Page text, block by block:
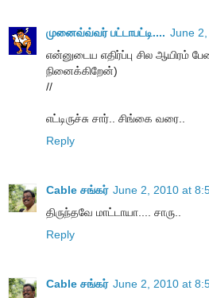
முனைவ்வ்வர் பட்டாபட்டி.... June
என்னுடைய எதிர்ப்பு சில ஆயிரம்
நினைக்கிறேன்)
//
எட்டிருச்சு சார்.. சிங்கை வரை..
Reply
Cable சங்கர் June 2, 2010 at
திருந்தவே மாட்டாயா.... சாரு..
Reply
Cable சங்கர் June 2, 2010 at